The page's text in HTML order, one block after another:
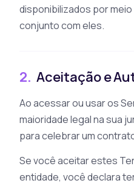
disponibilizados por
conjunto com eles.
2. Aceitação e
Ao acessar ou usar os
maioridade legal na sua
para celebrar um
Se você aceitar estes
entidade, você declara